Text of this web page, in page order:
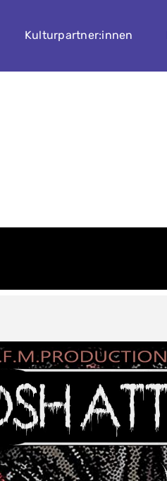
Kulturpartner:innen